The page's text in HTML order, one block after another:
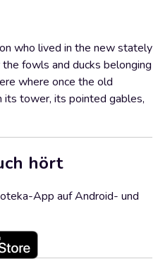
who lived in the new stately
fowls and ducks belonging
where once the old
tower, its pointed gables,
hört
App auf Android- und